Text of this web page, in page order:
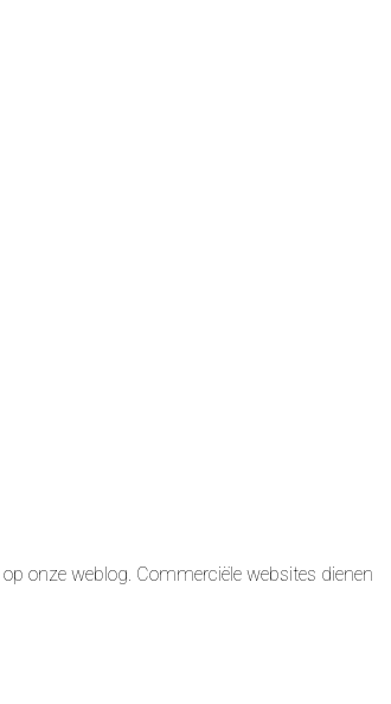
onze weblog. Commerciële websites dienen